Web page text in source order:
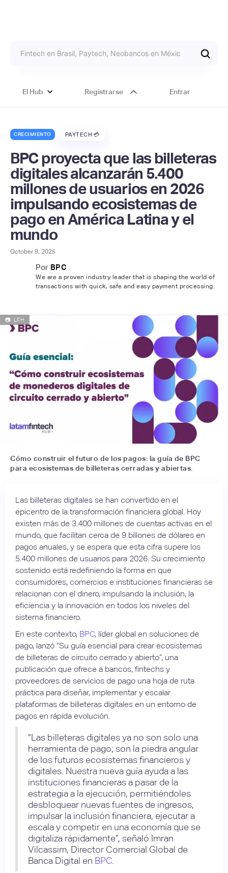
El Hub Registrarse Entrar
CRECIMIENTO PAYTECH 💳
BPC proyecta que las billeteras
digitales alcanzarán 5.400
millones de usuarios en 2026
impulsando ecosistemas de
pago en América Latina y el
mundo
October 9, 2025
Por BPC
We are a proven industry leader that is shaping the world of
transactions with quick, safe and easy payment processing.
📷 LFH
Cómo construir el futuro de los pagos: la guía de BPC
para ecosistemas de billeteras cerradas y abiertas.
Las billeteras digitales se han convertido en el
epicentro de la transformación financiera global. Hoy
existen más de 3.400 millones de cuentas activas en el
mundo, que facilitan cerca de 9 billones de dólares en
pagos anuales, y se espera que esta cifra supere los
5.400 millones de usuarios para 2026. Su crecimiento
sostenido está redefiniendo la forma en que
consumidores, comercios e instituciones financieras se
relacionan con el dinero, impulsando la inclusión, la
eficiencia y la innovación en todos los niveles del
sistema financiero.
En este contexto, BPC, líder global en soluciones de
pago, lanzó “Su guía esencial para crear ecosistemas
de billeteras de circuito cerrado y abierto”, una
publicación que ofrece a bancos, fintechs y
proveedores de servicios de pago una hoja de ruta
práctica para diseñar, implementar y escalar
plataformas de billeteras digitales en un entorno de
pagos en rápida evolución.
“Las billeteras digitales ya no son solo una
herramienta de pago; son la piedra angular
de los futuros ecosistemas financieros y
digitales. Nuestra nueva guía ayuda a las
instituciones financieras a pasar de la
estrategia a la ejecución, permitiéndoles
desbloquear nuevas fuentes de ingresos,
impulsar la inclusión financiera, ejecutar a
escala y competir en una economía que se
digitaliza rápidamente”, señaló Imran
Vilcassim, Director Comercial Global de
Banca Digital en BPC